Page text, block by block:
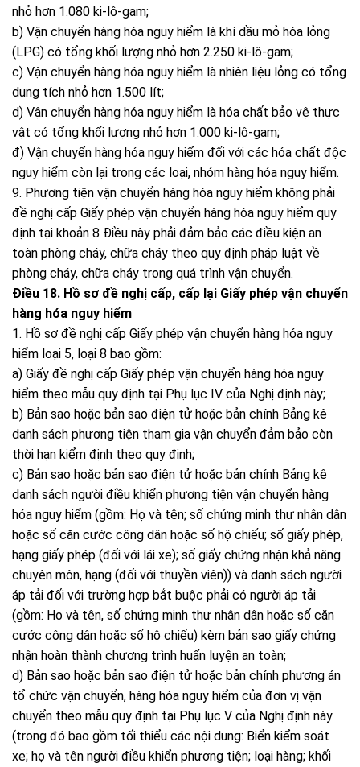
nhỏ hơn 1.080 ki-lô-gam;
b) Vận chuyển hàng hóa nguy hiểm là khí dầu mỏ hóa lỏng
(LPG) có tổng khối lượng nhỏ hơn 2.250 ki-lô-gam;
c) Vận chuyển hàng hóa nguy hiểm là nhiên liệu lỏng có tổng
dung tích nhỏ hơn 1.500 lít;
d) Vận chuyển hàng hóa nguy hiểm là hóa chất bảo vệ thực
vật có tổng khối lượng nhỏ hơn 1.000 ki-lô-gam;
đ) Vận chuyển hàng hóa nguy hiểm đối với các hóa chất độc
nguy hiểm còn lại trong các loại, nhóm hàng hóa nguy hiểm.
9. Phương tiện vận chuyển hàng hóa nguy hiểm không phải
đề nghị cấp Giấy phép vận chuyển hàng hóa nguy hiểm quy
định tại khoản 8 Điều này phải đảm bảo các điều kiện an
toàn phòng cháy, chữa cháy theo quy định pháp luật về
phòng cháy, chữa cháy trong quá trình vận chuyển.
Điều 18. Hồ sơ đề nghị cấp, cấp lại Giấy phép vận chuyển
hàng hóa nguy hiểm
1. Hồ sơ đề nghị cấp Giấy phép vận chuyển hàng hóa nguy
hiểm loại 5, loại 8 bao gồm:
a) Giấy đề nghị cấp Giấy phép vận chuyển hàng hóa nguy
hiểm theo mẫu quy định tại Phụ lục IV của Nghị định này;
b) Bản sao hoặc bản sao điện tử hoặc bản chính Bảng kê
danh sách phương tiện tham gia vận chuyển đảm bảo còn
thời hạn kiểm định theo quy định;
c) Bản sao hoặc bản sao điện tử hoặc bản chính Bảng kê
danh sách người điều khiển phương tiện vận chuyển hàng
hóa nguy hiểm (gồm: Họ và tên; số chứng minh thư nhân dân
hoặc số căn cước công dân hoặc số hộ chiếu; số giấy phép,
hạng giấy phép (đối với lái xe); số giấy chứng nhận khả năng
chuyên môn, hạng (đối với thuyền viên)) và danh sách người
áp tải đối với trường hợp bắt buộc phải có người áp tải
(gồm: Họ và tên, số chứng minh thư nhân dân hoặc số căn
cước công dân hoặc số hộ chiếu) kèm bản sao giấy chứng
nhận hoàn thành chương trình huấn luyện an toàn;
d) Bản sao hoặc bản sao điện tử hoặc bản chính phương án
tổ chức vận chuyển, hàng hóa nguy hiểm của đơn vị vận
chuyển theo mẫu quy định tại Phụ lục V của Nghị định này
(trong đó bao gồm tối thiểu các nội dung: Biển kiểm soát
xe; họ và tên người điều khiển phương tiện; loại hàng; khối